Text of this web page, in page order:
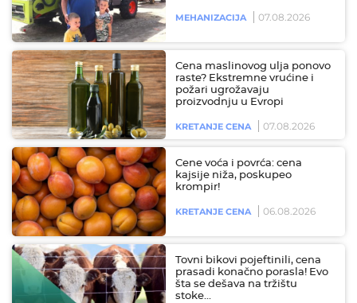
MEHANIZACIJA 07.08.2026
Cena maslinovog ulja ponovo
raste? Ekstremne vrućine i
požari ugrožavaju
proizvodnju u Evropi
KRETANJE CENA 07.08.2026
Cene voća i povrća: cena
kajsije niža, poskupeo
krompir!
KRETANJE CENA 06.08.2026
Tovni bikovi pojeftinili, cena
prasadi konačno porasla! Evo
šta se dešava na tržištu
stoke…